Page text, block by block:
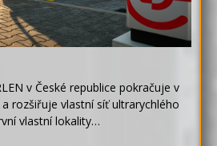
v České republice pokračuje v
rozšiřuje vlastní síť ultrarychlého
vlastní lokality…